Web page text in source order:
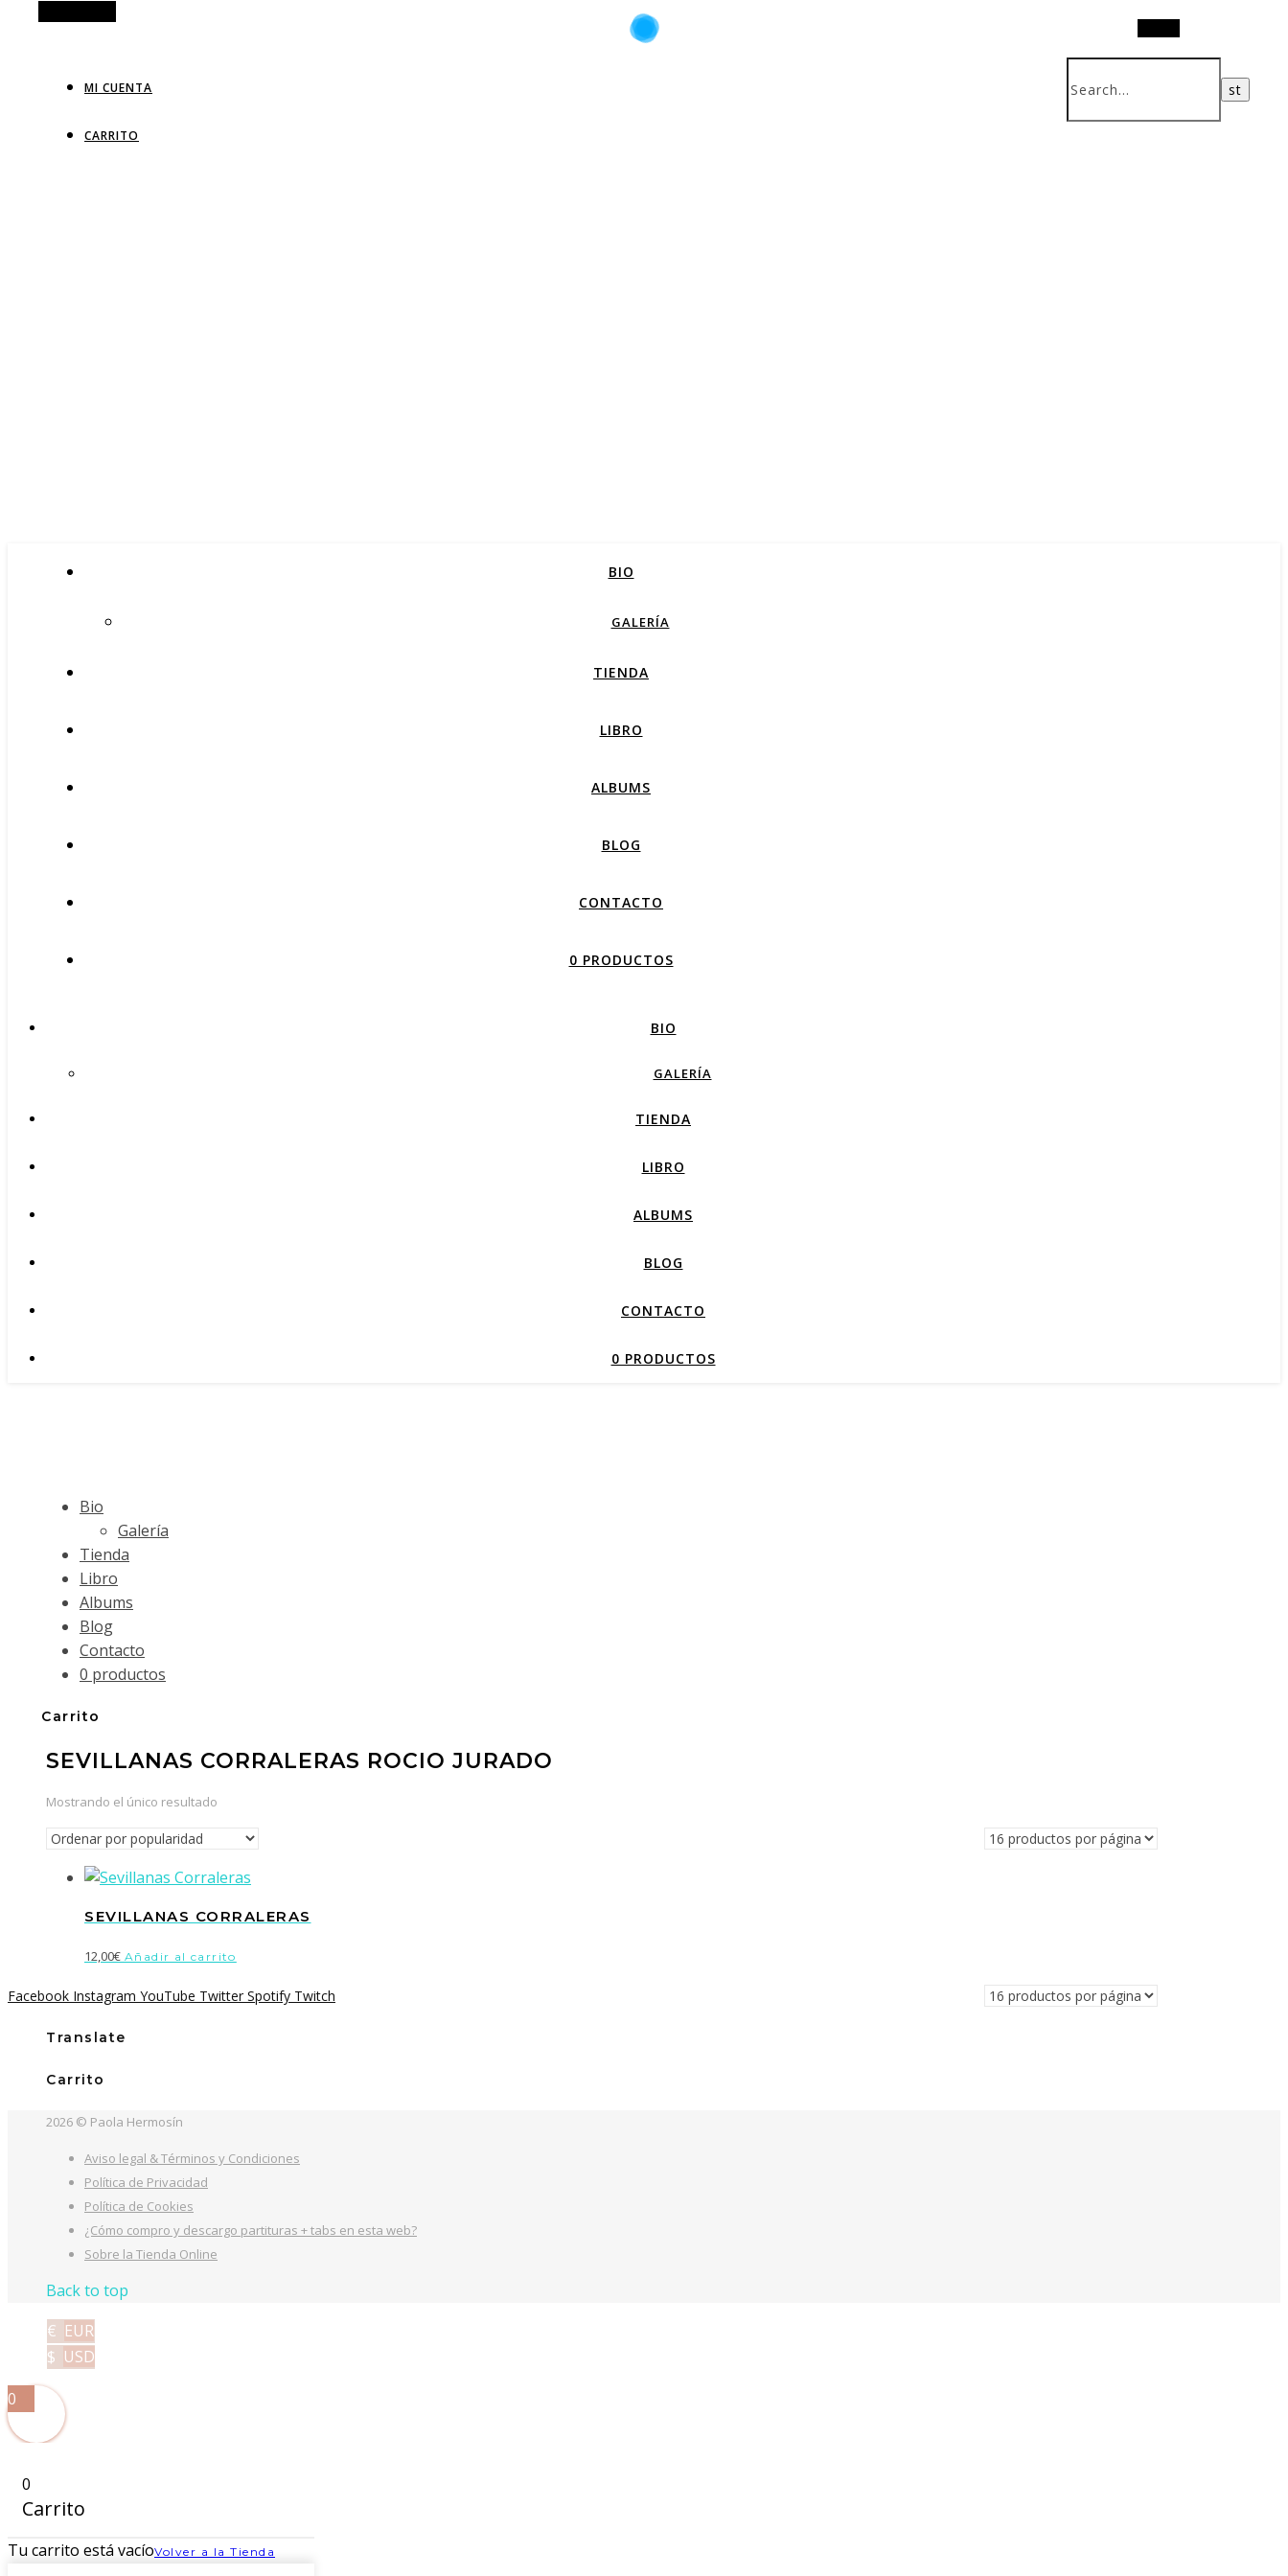
MI CUENTA
CARRITO
BIO
GALERÍA
TIENDA
LIBRO
ALBUMS
BLOG
CONTACTO
0 PRODUCTOS
BIO
GALERÍA
TIENDA
LIBRO
ALBUMS
BLOG
CONTACTO
0 PRODUCTOS
Bio
Galería
Tienda
Libro
Albums
Blog
Contacto
0 productos
Carrito
SEVILLANAS CORRALERAS ROCIO JURADO
Mostrando el único resultado
SEVILLANAS CORRALERAS
12,00€ Añadir al carrito
Facebook Instagram YouTube Twitter Spotify Twitch
Translate
Carrito
2026 © Paola Hermosín
Aviso legal & Términos y Condiciones
Política de Privacidad
Política de Cookies
¿Cómo compro y descargo partituras + tabs en esta web?
Sobre la Tienda Online
Back to top
€ EUR
$ USD
0
0
Carrito
Tu carrito está vacíoVolver a la Tienda